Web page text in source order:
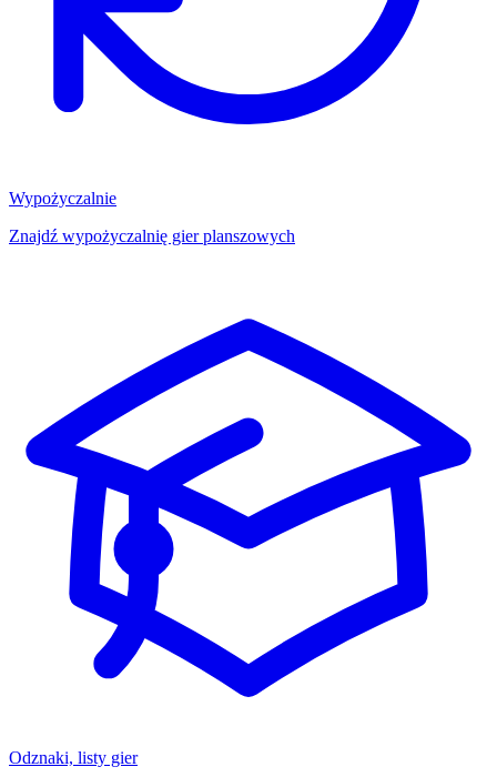
Wypożyczalnie
Znajdź wypożyczalnię gier planszowych
Odznaki, listy gier